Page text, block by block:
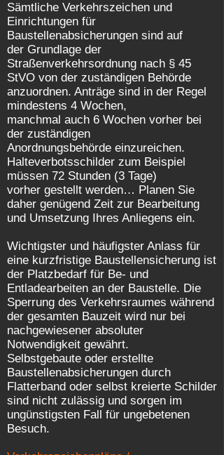
Sämtliche Verkehrszeichen und
Einrichtungen für
Baustellenabsicherungen sind auf
der Grundlage der
Straßenverkehrsordnung nach § 45
StVO von der zuständigen Behörde
anzuordnen. Anträge sind in der Regel
mindestens 4 Wochen,
manchmal auch 6 Wochen vorher bei
der zuständigen
Anordnungsbehörde einzureichen.
Halteverbotsschilder zum Beispiel
müssen 72 Stunden (3 Tage)
vorher gestellt werden… Planen Sie
daher genügend Zeit zur Bearbeitung
und Umsetzung Ihres Anliegens ein.
Wichtigster und häufigster Anlass für
eine kurzfristige Baustellensicherung ist
der Platzbedarf für Be- und
Entladearbeiten an der Baustelle. Die
Sperrung des Verkehrsraumes während
der gesamten Bauzeit wird nur bei
nachgewiesener absoluter
Notwendigkeit gewährt.
Selbstgebaute oder erstellte
Baustellenabsicherungen durch
Flatterband oder selbst kreierte Schilder
sind nicht zulässig und sorgen im
ungünstigsten Fall für ungebetenen
Besuch.